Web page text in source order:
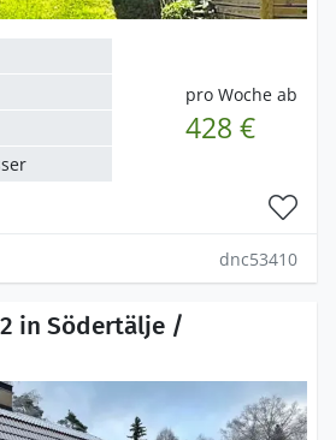
pro Woche ab
428 €
dnc53410
in Södertälje /